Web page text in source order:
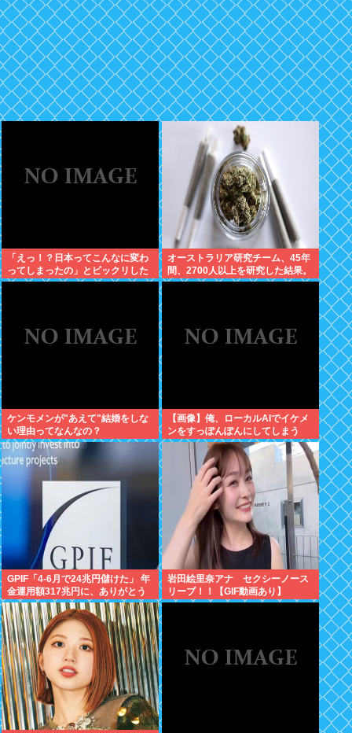
「えっ！？日本ってこんなに変わ
ってしまったの」とビックリした
こと
オーストラリア研究チーム、45年
間、2700人以上を研究した結果。
大麻に有益な効果はほとんどな
ケンモメンが"あえて"結婚をしな
い理由ってなんなの？
【画像】俺、ローカルAIでイケメ
ンをすっぽんぽんにしてしまう
www
GPIF「4-6月で24兆円儲けた」 年
金運用額317兆円に、ありがとう
高市
岩田絵里奈アナ セクシーノース
リーブ！！【GIF動画あり】